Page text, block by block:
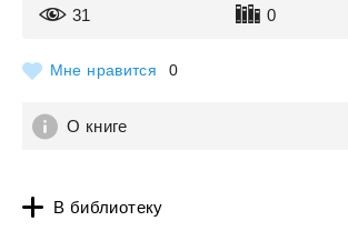
31 0
Мне нравится 0
О книге
В библиотеку